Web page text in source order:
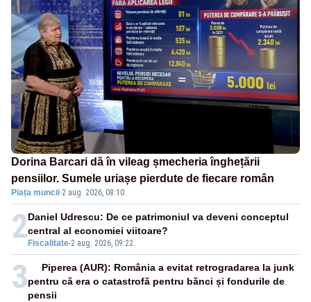
Dorina Barcari dă în vileag șmecheria înghețării
pensiilor. Sumele uriașe pierdute de fiecare român
Piața muncii·2 aug. 2026, 08:10
2 Fiscalitate-2 aug. 2026, 09:22
Daniel Udrescu: De ce patrimoniul va deveni conceptul
central al economiei viitoare?
3
Piperea (AUR): România a evitat retrogradarea la junk
pentru că era o catastrofă pentru bănci și fondurile de
pensii